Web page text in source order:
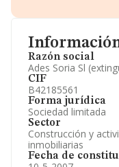
Razón social
Ades Soria Sl
CIF
B42185561
Forma jurídica
Sociedad limitada
Sector
Construcción y
inmobiliarias
Fecha de
Información